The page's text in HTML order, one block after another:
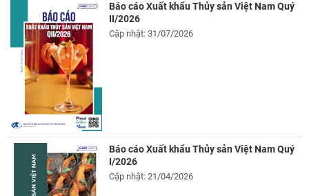
Báo cáo Xuất khẩu Thủy sản Việt Nam Quý
II/2026
Cập nhật: 31/07/2026
Báo cáo Xuất khẩu Thủy sản Việt Nam Quý
I/2026
Cập nhật: 21/04/2026